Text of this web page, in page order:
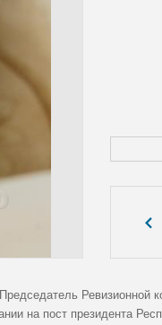
Ревизионной
на пост президента